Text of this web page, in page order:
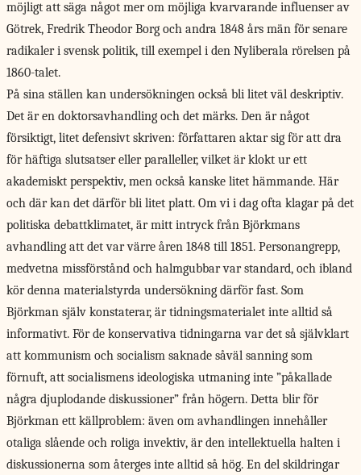
möjligt att säga något mer om möjliga kvarvarande influenser av
Götrek, Fredrik Theodor Borg och andra 1848 års män för senare
radikaler i svensk politik, till exempel i den Nyliberala rörelsen på
1860-talet.
På sina ställen kan undersökningen också bli litet väl deskriptiv.
Det är en doktorsavhandling och det märks. Den är något
försiktigt, litet defensivt skriven: författaren aktar sig för att dra
för häftiga slutsatser eller paralleller, vilket är klokt ur ett
akademiskt perspektiv, men också kanske litet hämmande. Här
och där kan det därför bli litet platt. Om vi i dag ofta klagar på det
politiska debattklimatet, är mitt intryck från Björkmans
avhandling att det var värre åren 1848 till 1851. Personangrepp,
medvetna missförstånd och halmgubbar var standard, och ibland
kör denna materialstyrda undersökning därför fast. Som
Björkman själv konstaterar, är tidningsmaterialet inte alltid så
informativt. För de konservativa tidningarna var det så självklart
att kommunism och socialism saknade såväl sanning som
förnuft, att socialismens ideologiska utmaning inte ”påkallade
några djuplodande diskussioner” från högern. Detta blir för
Björkman ett källproblem: även om avhandlingen innehåller
otaliga slående och roliga invektiv, är den intellektuella halten i
diskussionerna som återges inte alltid så hög. En del skildringar